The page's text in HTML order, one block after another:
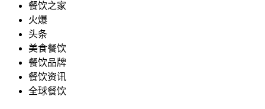
餐饮之家
火爆
头条
美食餐饮
餐饮品牌
餐饮资讯
全球餐饮